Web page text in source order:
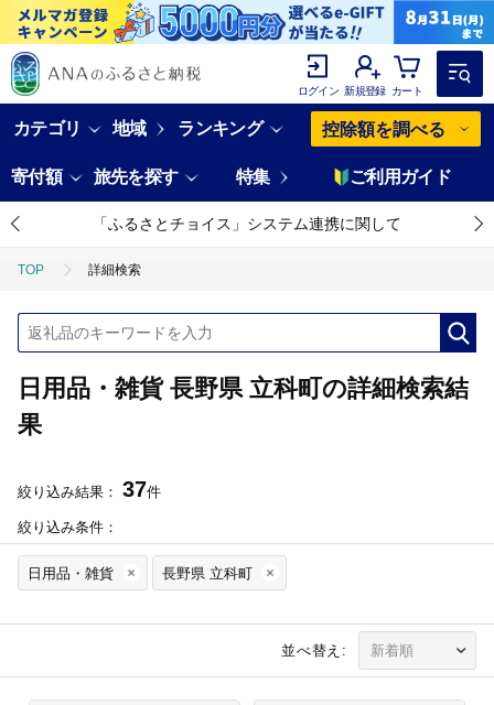
ログイン 新規登録 カート
カテゴリ 地域 ランキング 控除額を調べる
寄付額 旅先を探す 特集 ご利用ガイド
「ふるさとチョイス」システム連携に関して
TOP 詳細検索
日用品・雑貨 長野県 立科町の詳細検索結
果
絞り込み結果： 37件
絞り込み条件：
日用品・雑貨 長野県 立科町
並べ替え: